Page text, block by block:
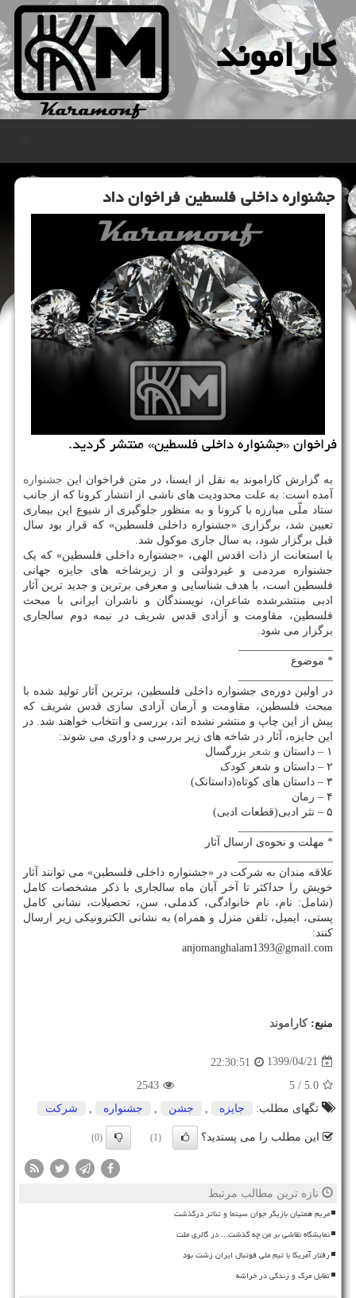
كاراموند
جشنواره داخلی فلسطین فراخوان داد
فراخوان «جشنواره داخلی فلسطین» منتشر گردید.
به گزارش کاراموند به نقل از ایسنا، در متن فراخوان این جشنواره
آمده است: به علت محدودیت های ناشی از انتشار کرونا که از جانب
ستاد ملّی مبارزه با کرونا و به منظور جلوگیری از شیوع این بیماری
تعیین شد، برگزاری «جشنواره داخلی فلسطین» که قرار بود سال
قبل برگزار شود، به سال جاری موکول شد.
با استعانت از ذات اقدس الهی، «جشنواره داخلی فلسطین» که یک
جشنواره مردمی و غیردولتی و از زیرشاخه های جایزه جهانی
فلسطین است، با هدف شناسایی و معرفی برترین و جدید ترین آثار
ادبی منتشرشده شاعران، نویسندگان و ناشران ایرانی با مبحث
فلسطین، مقاومت و آزادی قدس شریف در نیمه دوم سالجاری
برگزار می شود.
* موضوع
در اولین دوره‌ی جشنواره داخلی فلسطین، برترین آثار تولید شده با
مبحث فلسطین، مقاومت و آرمان آزادی سازی قدس شریف که
پیش از این چاپ و منتشر نشده اند، بررسی و انتخاب خواهند شد. در
این جایزه، آثار در شاخه های زیر بررسی و داوری می شوند:
۱ – داستان و
شعر بزرگسال
۲ – داستان و شعر کودک
۳ – داستان های کوتاه(داستانک)
۴ – رمان
۵ – نثر ادبی(قطعات ادبی)
* مهلت و نحوه‌ی ارسال آثار
علاقه مندان به شرکت در «جشنواره داخلی فلسطین» می توانند آثار
خویش را حداکثر تا آخر آبان ماه سالجاری با ذکر مشخصات کامل
(شامل: نام، نام خانوادگی، کدملی، سن، تحصیلات، نشانی کامل
پستی، ایمیل، تلفن منزل و همراه) به نشانی الکترونیکی زیر ارسال
کنند:
anjomanghalam1393@gmail.com
منبع:كاراموند
1399/04/21
22:30:51
5.0
/ 5
2543
تگهای مطلب:
جایزه جشن جشنواره شركت
این مطلب را می پسندید؟ (1)
(0)
تازه ترین مطالب مرتبط
مریم همتیان بازیگر جوان سینما و تئاتر درگذشت
نمایشگاه نقاشی بر من چه گذشت... در گالری ملت
رفتار آمریکا با تیم ملی فوتبال ایران زشت بود
تقابل مرگ و زندگی در خراشه